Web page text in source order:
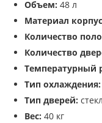
Объем: 48 л
Материал
Количество
Количество
Температурный
Тип охлаждения:
Тип дверей:
Вес: 40 кг